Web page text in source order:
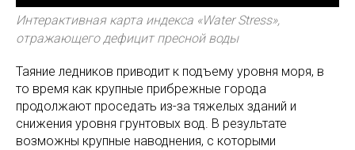
Интерактивная карта индекса «Water Stress»,
отражающего дефицит пресной воды
Таяние ледников приводит к подъему уровня моря, в
то время как крупные прибрежные города
продолжают проседать из-за тяжелых зданий и
снижения уровня грунтовых вод. В результате
возможны крупные наводнения, с которыми